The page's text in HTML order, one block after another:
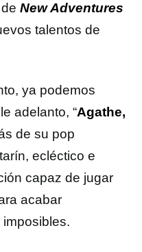
New Adventures
talentos de
ya podemos
adelanto, “Agathe,
de su pop
ecléctico e
capaz de jugar
acabar